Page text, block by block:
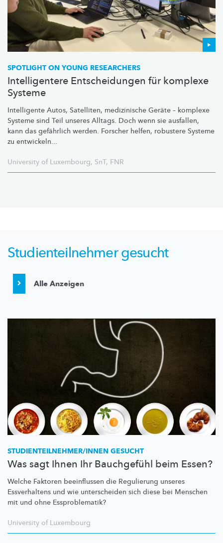
SPOTLIGHT ON YOUNG RESEARCHERS
Intelligentere Entscheidungen für komplexe
Systeme
Intelligente Autos, Satelliten, medizinische Geräte – komplexe
Systeme sind Teil unseres Alltags. Doch wenn sie ausfallen,
kann das gefährlich werden. Forscher helfen, robustere Systeme
zu entwickeln...
University of Luxembourg, SnT, FNR
Studienteilnehmer gesucht
Alle Anzeigen
STUDIENTEILNEHMER/INNEN GESUCHT
Was sagt Ihnen Ihr Bauchgefühl beim Essen?
Welche Faktoren beeinflussen die Regulierung unseres
Essverhaltens und wie unterscheiden sich diese bei Menschen
mit und ohne Essproblematik?
University of Luxembourg